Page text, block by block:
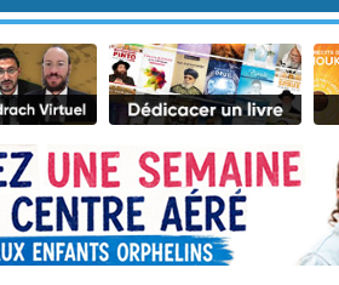
viennent de nous rejoindre sur WhatsApp
49 places pour étudier en groupe sur Zoom
de donner son Maasser
viennent de nous rejoindre sur WhatsApp
viennent de nous rejoindre sur WhatsApp
de donner son Maasser
viennent de faire un don pour 5 jours de
viennent de nous rejoindre sur WhatsApp